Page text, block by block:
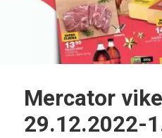
Mercator
29.12.2022-